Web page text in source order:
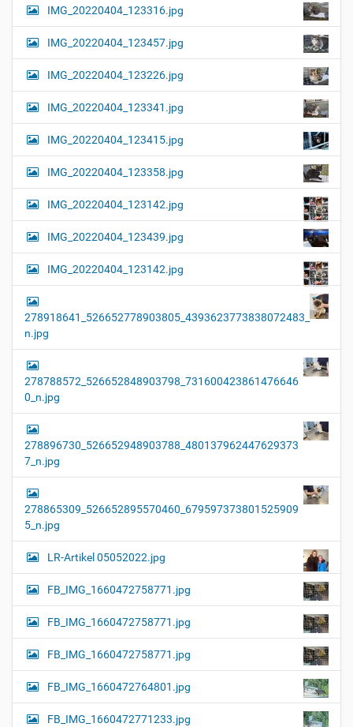
e
…
o
n
IMG_20220404_123316.jpg
IMG_20220404_123457.jpg
IMG_20220404_123226.jpg
IMG_20220404_123341.jpg
IMG_20220404_123415.jpg
IMG_20220404_123358.jpg
IMG_20220404_123142.jpg
IMG_20220404_123439.jpg
IMG_20220404_123142.jpg
278918641_526652778903805_4393623773838072483_
n.jpg
278788572_526652848903798_731600423861476646
0_n.jpg
278896730_526652948903788_480137962447629373
7_n.jpg
278865309_526652895570460_679597373801525909
5_n.jpg
LR-Artikel 05052022.jpg
FB_IMG_1660472758771.jpg
FB_IMG_1660472758771.jpg
FB_IMG_1660472758771.jpg
FB_IMG_1660472764801.jpg
FB_IMG_1660472771233.jpg